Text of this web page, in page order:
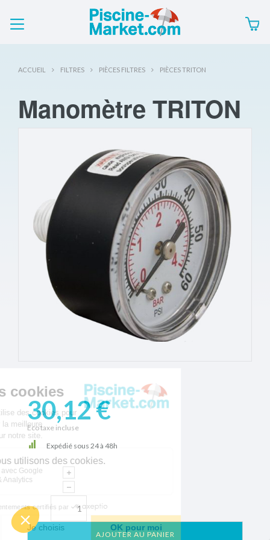
ACCUEIL FILTRES PIÈCES FILTRES PIÈCES TRITON
Manomètre TRITON
30,12 €
Eco taxe incluse
Expédié sous 24 à 48h